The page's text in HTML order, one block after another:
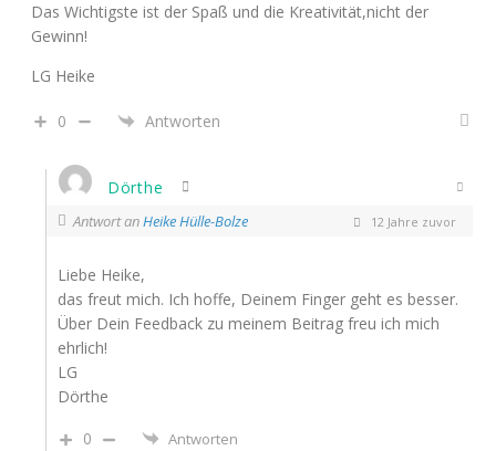
Das Wichtigste ist der Spaß und die Kreativität,nicht der
Gewinn!
LG Heike
0 Antworten
Dörthe
Antwort anHeike Hülle-Bolze 12 Jahre zuvor
Liebe Heike,
das freut mich. Ich hoffe, Deinem Finger geht es besser.
Über Dein Feedback zu meinem Beitrag freu ich mich
ehrlich!
LG
Dörthe
0
Antworten